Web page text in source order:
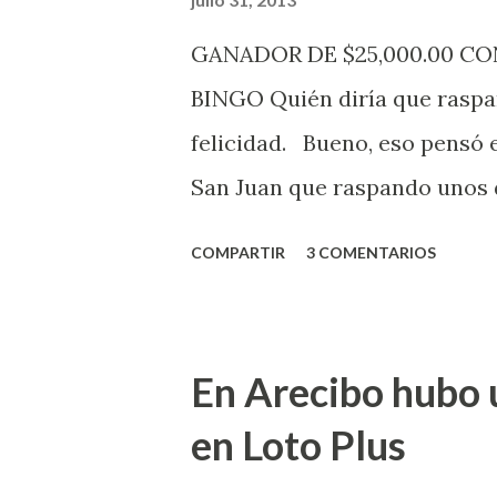
de la página electrónica de
GANADOR DE $25,000.00
BINGO Quién diría que
felicidad. Bueno, eso pensó
San Juan que raspando
la farmacia Yarimar de la
San Juan
COMPARTIR 3 COMENTARIOS
En Arecibo hubo
en Loto Plus